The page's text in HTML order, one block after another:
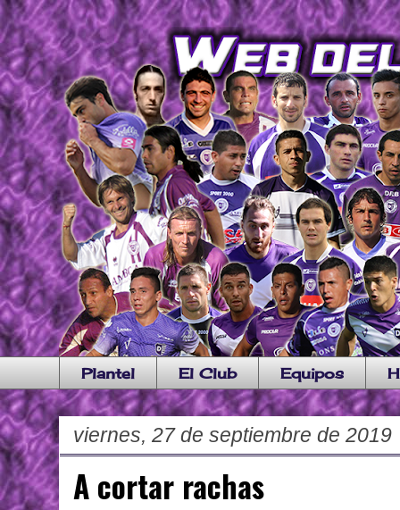
Plantel El Club Equipos
viernes, 27 de septiembre de 2019
A cortar rachas